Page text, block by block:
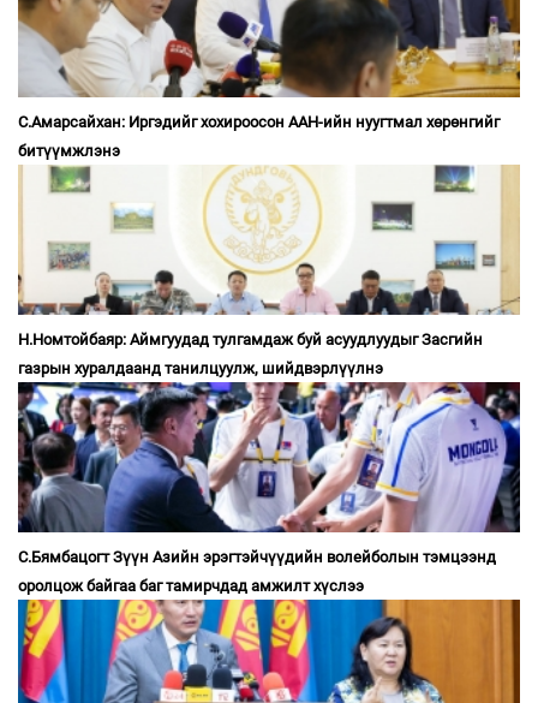
С.Амарсайхан: Иргэдийг хохироосон ААН-ийн нуугтмал хөрөнгийг
битүүмжлэнэ
Н.Номтойбаяр: Аймгуудад тулгамдаж буй асуудлуудыг Засгийн
газрын хуралдаанд танилцуулж, шийдвэрлүүлнэ
С.Бямбацогт Зүүн Азийн эрэгтэйчүүдийн волейболын тэмцээнд
оролцож байгаа баг тамирчдад амжилт хүслээ